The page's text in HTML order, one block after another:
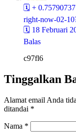
🗓 +
right-now-02-
🗓 18 Februari
Balas
c97fl6
Tinggalkan
Alamat email Anda
ditandai *
Nama *